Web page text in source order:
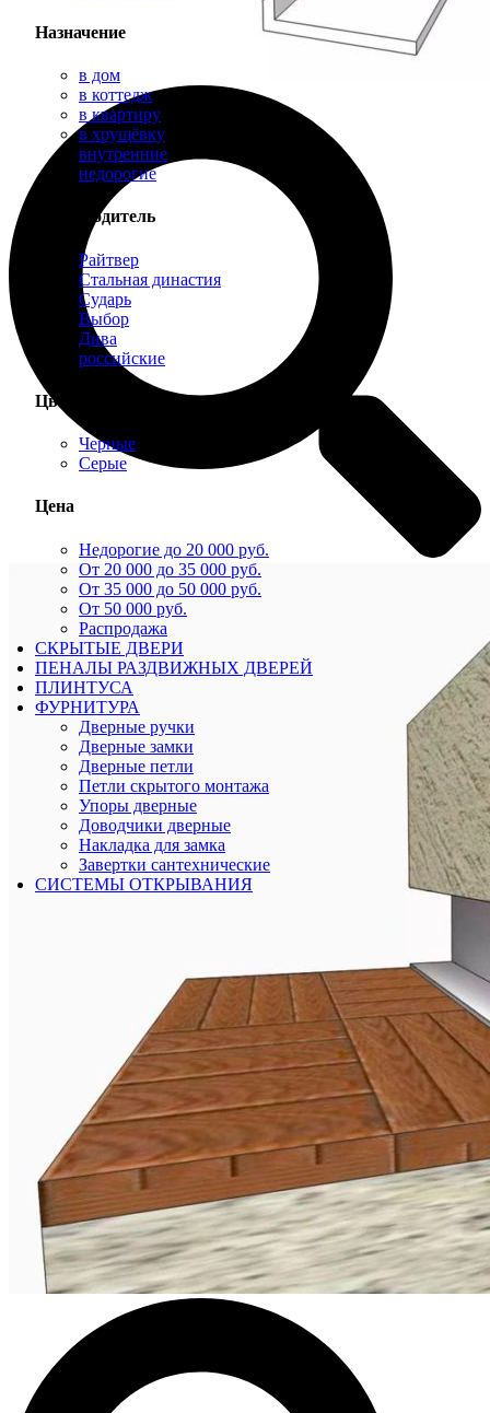
Назначение
в дом
в коттедж
в квартиру
в хрущёвку
внутренние
недорогие
Производитель
Райтвер
Стальная династия
Сударь
Выбор
Дива
российские
Цвет
Черные
Серые
Цена
Недорогие до 20 000 руб.
От 20 000 до 35 000 руб.
От 35 000 до 50 000 руб.
От 50 000 руб.
Распродажа
СКРЫТЫЕ ДВЕРИ
ПЕНАЛЫ РАЗДВИЖНЫХ ДВЕРЕЙ
ПЛИНТУСА
ФУРНИТУРА
Дверные ручки
Дверные замки
Дверные петли
Петли скрытого монтажа
Упоры дверные
Доводчики дверные
Накладка для замка
Завертки сантехнические
СИСТЕМЫ ОТКРЫВАНИЯ